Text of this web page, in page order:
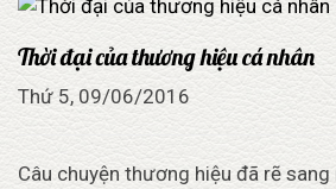
Thời đại của thương hiệu cá nhân
Thứ 5, 09/06/2016
Câu chuyện thương hiệu đã rẽ